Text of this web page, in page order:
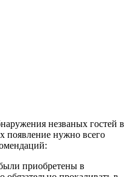
незваных гостей в
появление нужно всего
приобретены в